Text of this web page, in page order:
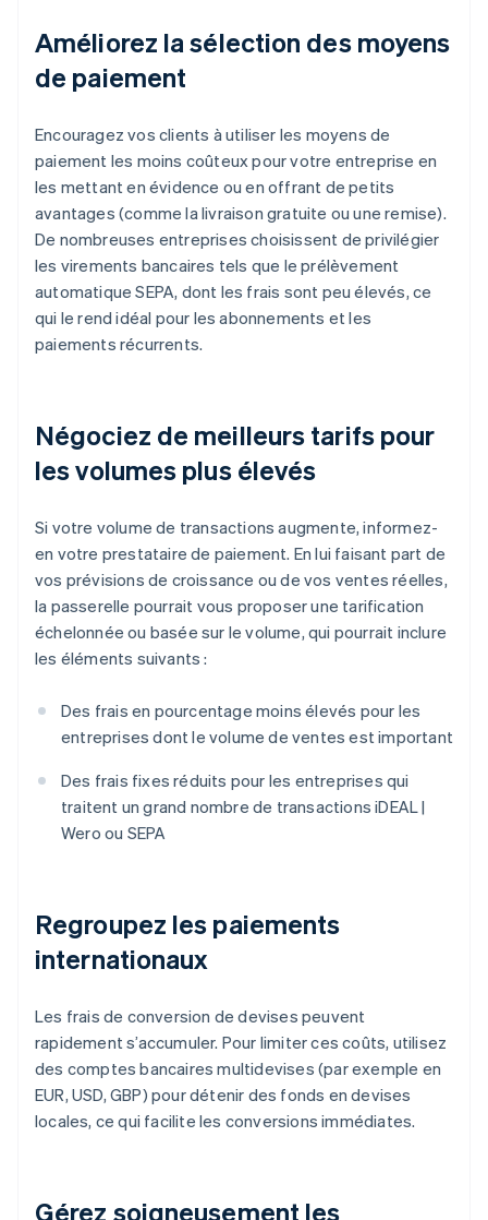
Améliorez la sélection des moyens
de paiement
Encouragez vos clients à utiliser les moyens de
paiement les moins coûteux pour votre entreprise en
les mettant en évidence ou en offrant de petits
avantages (comme la livraison gratuite ou une remise).
De nombreuses entreprises choisissent de privilégier
les virements bancaires tels que le prélèvement
automatique SEPA, dont les frais sont peu élevés, ce
qui le rend idéal pour les abonnements et les
paiements récurrents.
Négociez de meilleurs tarifs pour
les volumes plus élevés
Si votre volume de transactions augmente, informez-
en votre prestataire de paiement. En lui faisant part de
vos prévisions de croissance ou de vos ventes réelles,
la passerelle pourrait vous proposer une tarification
échelonnée ou basée sur le volume, qui pourrait inclure
les éléments suivants :
Des frais en pourcentage moins élevés pour les
entreprises dont le volume de ventes est important
Des frais fixes réduits pour les entreprises qui
traitent un grand nombre de transactions iDEAL |
Wero ou SEPA
Regroupez les paiements
internationaux
Les frais de conversion de devises peuvent
rapidement s’accumuler. Pour limiter ces coûts, utilisez
des comptes bancaires multidevises (par exemple en
EUR, USD, GBP) pour détenir des fonds en devises
locales, ce qui facilite les conversions immédiates.
Gérez soigneusement les